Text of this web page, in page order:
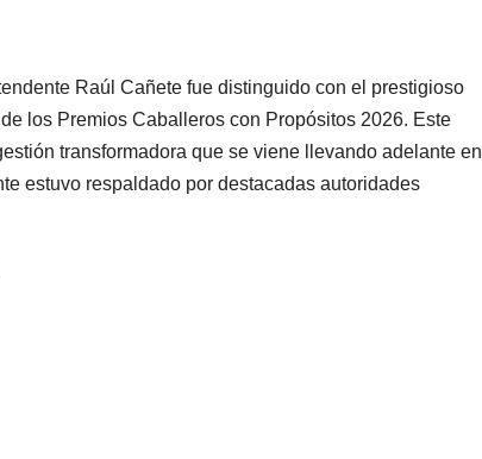
Raúl Cañete fue distinguido con el prestigioso
los Premios Caballeros con Propósitos 2026. Este
transformadora que se viene llevando adelante en
estuvo respaldado por destacadas autoridades